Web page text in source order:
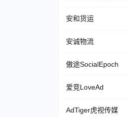
安和货运
安诚物流
傲途SocialEpoch
爱竞LoveAd
AdTiger虎视传媒